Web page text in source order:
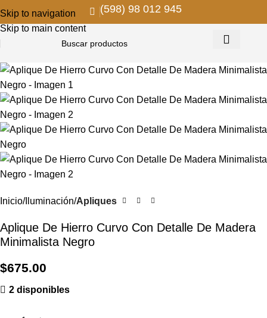
Skip to navigation
Skip to main content
(598) 98 012 945
Inicio Iluminación Apliques
Aplique De Hierro Curvo Con Detalle De Madera
Minimalista Negro
$675.00
2 disponibles